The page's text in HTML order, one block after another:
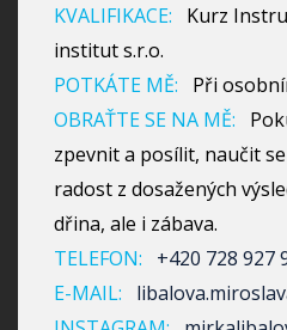
KVALIFIKACE:
Kurz
institut s.r.o.
POTKÁTE MĚ:
Při
OBRAŤTE SE NA MĚ:
zpevnit a posílit, naučit
radost z dosažených
dřina, ale i zábava.
TELEFON:
+420 728 927
E-MAIL: